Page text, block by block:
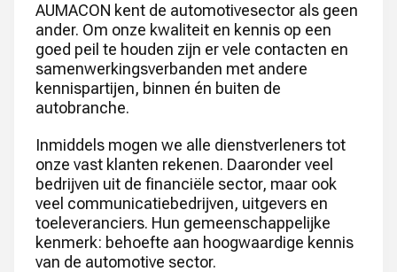
AUMACON kent de automotivesector als geen
ander. Om onze kwaliteit en kennis op een
goed peil te houden zijn er vele contacten en
samenwerkingsverbanden met andere
kennispartijen, binnen én buiten de
autobranche.
Inmiddels mogen we alle dienstverleners tot
onze vast klanten rekenen. Daaronder veel
bedrijven uit de financiële sector, maar ook
veel communicatiebedrijven, uitgevers en
toeleveranciers. Hun gemeenschappelijke
kenmerk: behoefte aan hoogwaardige kennis
van de automotive sector.